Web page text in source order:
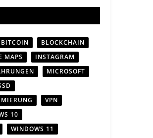
BITCOIN
BLOCKCHAIN
MAPS
INSTAGRAM
MICROSOFT
VPN
10
WINDOWS 11